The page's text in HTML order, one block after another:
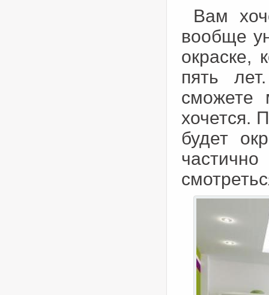
Вам
вообще
окраске,
пять
сможете
хочется.
будет